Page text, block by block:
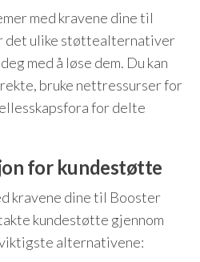
med kravene dine til
det ulike støttealternativer
med å løse dem. Du kan
bruke nettressurser for
for delte
for kundestøtte
kravene dine til Booster
kundestøtte gjennom
alternativene: